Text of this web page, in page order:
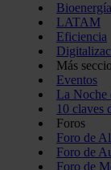
Bioenergía
LATAM
Eficiencia
Más
Eventos
La Noche
10 claves
Foros
Foro de
Foro de
Foro de